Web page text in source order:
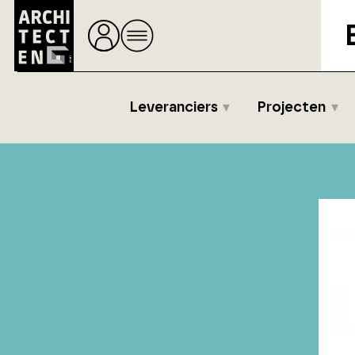
Leveranciers Projecten